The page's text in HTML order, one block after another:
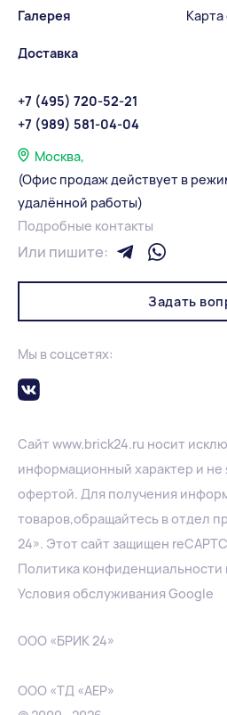
Галерея
Доставка
Карта
+7 (495) 720-52-21
+7 (989) 581-04-04
Москва,
(Офис продаж действует в
удалённой работы)
Подробные контакты
Или пишите:
Задать
Мы в соцсетях:
Сайт www.brick24.ru носит
информационный характер и не
офертой. Для получения
товаров,обращайтесь в отдел
24». Этот сайт защищен
Политика конфиденциальности
Условия обслуживания Google
ООО «БРИК 24»
ООО «ТД «АЕР»